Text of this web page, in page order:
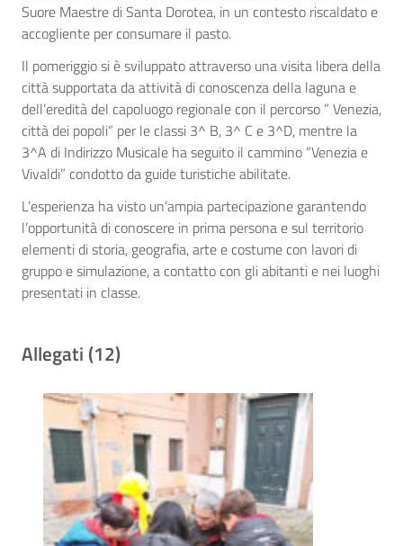
Suore Maestre di Santa Dorotea, in un contesto riscaldato e
accogliente per consumare il pasto.
Il pomeriggio si è sviluppato attraverso una visita libera della
città supportata da attività di conoscenza della laguna e
dell’eredità del capoluogo regionale con il percorso ” Venezia,
città dei popoli” per le classi 3^ B, 3^ C e 3^D, mentre la
3^A di Indirizzo Musicale ha seguito il cammino “Venezia e
Vivaldi” condotto da guide turistiche abilitate.
L’esperienza ha visto un’ampia partecipazione garantendo
l’opportunità di conoscere in prima persona e sul territorio
elementi di storia, geografia, arte e costume con lavori di
gruppo e simulazione, a contatto con gli abitanti e nei luoghi
presentati in classe.
Allegati (12)